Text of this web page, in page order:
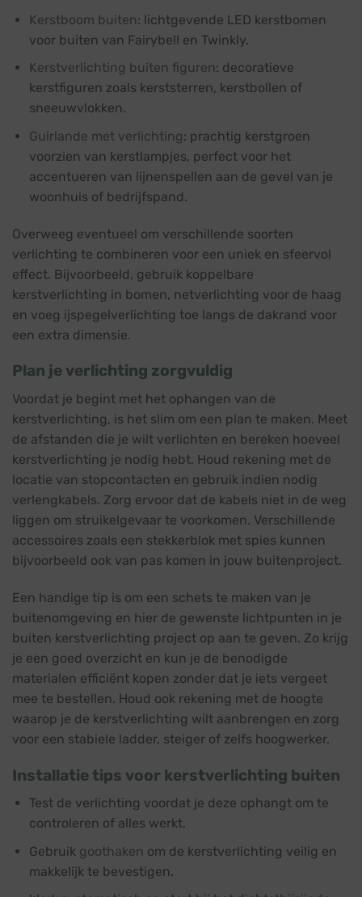
Kerstboom buiten: lichtgevende LED kerstbomen
voor buiten van Fairybell en Twinkly.
Kerstverlichting buiten figuren: decoratieve
kerstfiguren zoals kerststerren, kerstbollen of
sneeuwvlokken.
Guirlande met verlichting: prachtig kerstgroen
voorzien van kerstlampjes, perfect voor het
accentueren van lijnenspellen aan de gevel van je
woonhuis of bedrijfspand.
Overweeg eventueel om verschillende soorten
verlichting te combineren voor een uniek en sfeervol
effect. Bijvoorbeeld, gebruik koppelbare
kerstverlichting in bomen, netverlichting voor de haag
en voeg ijspegelverlichting toe langs de dakrand voor
een extra dimensie.
Plan je verlichting zorgvuldig
Voordat je begint met het ophangen van de
kerstverlichting, is het slim om een plan te maken. Meet
de afstanden die je wilt verlichten en bereken hoeveel
kerstverlichting je nodig hebt. Houd rekening met de
locatie van stopcontacten en gebruik indien nodig
verlengkabels. Zorg ervoor dat de kabels niet in de weg
liggen om struikelgevaar te voorkomen. Verschillende
accessoires zoals een stekkerblok met spies kunnen
bijvoorbeeld ook van pas komen in jouw buitenproject.
Een handige tip is om een schets te maken van je
buitenomgeving en hier de gewenste lichtpunten in je
buiten kerstverlichting project op aan te geven. Zo krijg
je een goed overzicht en kun je de benodigde
materialen efficiënt kopen zonder dat je iets vergeet
mee te bestellen. Houd ook rekening met de hoogte
waarop je de kerstverlichting wilt aanbrengen en zorg
voor een stabiele ladder, steiger of zelfs hoogwerker.
Installatie tips voor kerstverlichting buiten
Test de verlichting voordat je deze ophangt om te
controleren of alles werkt.
Gebruik goothaken om de kerstverlichting veilig en
makkelijk te bevestigen.